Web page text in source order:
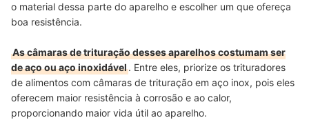
o material dessa parte do aparelho e escolher um que ofereça
boa resistência.
As câmaras de trituração desses aparelhos costumam ser
de aço ou aço inoxidável. Entre eles, priorize os trituradores
de alimentos com câmaras de trituração em aço inox, pois eles
oferecem maior resistência à corrosão e ao calor,
proporcionando maior vida útil ao aparelho.